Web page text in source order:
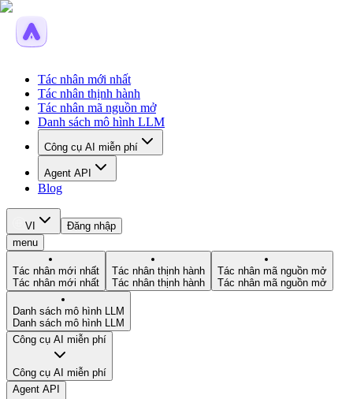
Tác nhân mới nhất
Tác nhân thịnh hành
Tác nhân mã nguồn mở
Danh sách mô hình LLM
Công cụ AI miễn phí
Agent API
Blog
VI
Đăng nhập
menu
Tác nhân mới nhất
Tác nhân mới nhất
Tác nhân thịnh hành
Tác nhân thịnh hành
Tác nhân mã nguồn mở
Tác nhân mã nguồn mở
Danh sách mô hình LLM
Danh sách mô hình LLM
Công cụ AI miễn phí
Công cụ AI miễn phí
Agent API